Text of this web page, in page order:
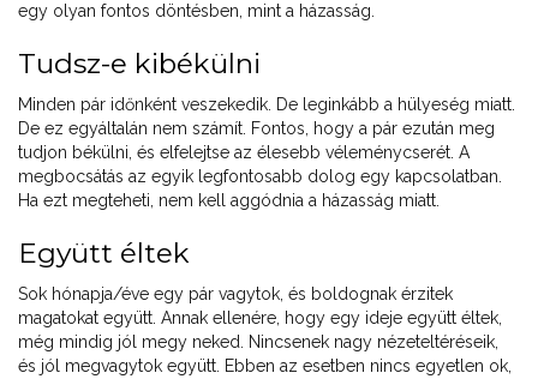
egy olyan fontos döntésben, mint a házasság.
Tudsz-e kibékülni
Minden pár időnként veszekedik. De leginkább a hülyeség miatt.
De ez egyáltalán nem számít. Fontos, hogy a pár ezután meg
tudjon békülni, és elfelejtse az élesebb véleménycserét. A
megbocsátás az egyik legfontosabb dolog egy kapcsolatban.
Ha ezt megteheti, nem kell aggódnia a házasság miatt.
Együtt éltek
Sok hónapja/éve egy pár vagytok, és boldognak érzitek
magatokat együtt. Annak ellenére, hogy egy ideje együtt éltek,
még mindig jól megy neked. Nincsenek nagy nézeteltéréseik,
és jól megvagytok együtt. Ebben az esetben nincs egyetlen ok,